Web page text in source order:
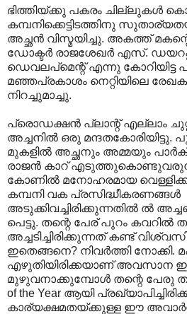
ഭിത്തിയ്ക്കു പകരം ചില്ലുകൾ
കമ്പനിക്കെട്ടിടത്തിനു
അച്ഛൻ വിസ്മയിച്ചു. അകത്ത് മകന്റെ
ഡോക്ടർ രാജശേഖർ എസ്.
ഡെവലപ്മെന്റ് എന്നു കോറിയിട്ട
മഞ്ഞപ്രകാശം നെറ്റിയിലെ
നിറച്ചുമാച്ചു.
പ്രൊഡക്ഷൻ പ്ലാന്റ് എല്ലാം
അച്ചനിൽ ഒരു
മുകളിൽ അച്ഛനും അമ്മയും
രാജൻ കാറ്
കോണിൽ മനോഹരമായ
കമ്പനി വക പ്രസിദ്ധീകരണങ്ങൾ
അടുക്കിവച്ചിരിക്കുന്നതിൽ ൽ
പെട്ടു. തന്റെ പേര് പുറം കവറിൽ
അച്ചടിച്ചിരിക്കുന്നത് കണ്ട്
ഇതെങ്ങനെ? നിവർത്തി നോക്കി.
എഴുതിയിരിക്കയാണ് അവസാന
മുഴുവനാക്കുമ്പോൾ തന്റെ പേരു
of the Year ആയി
കാര്യക്ഷമതയ്ക്കുള്ള ഈ